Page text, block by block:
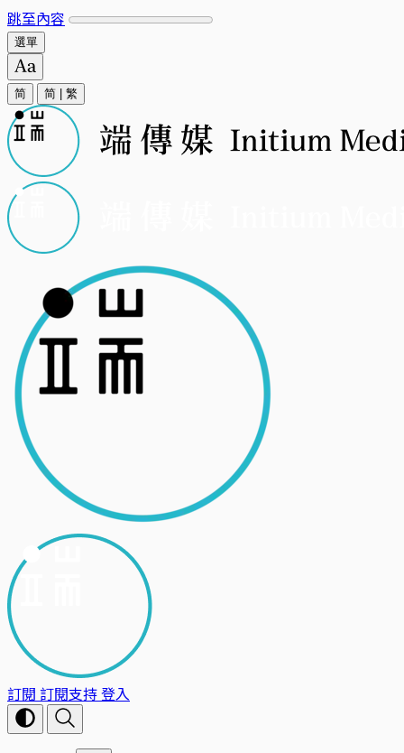
跳至內容
選單
简 简 繁
訂閱 訂閱支持登入